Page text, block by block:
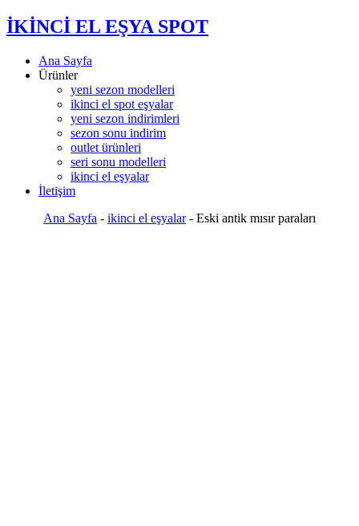
İKİNCİ EL EŞYA SPOT
Ana Sayfa
Ürünler
yeni sezon modelleri
ikinci el spot eşyalar
yeni sezon indirimleri
sezon sonu indirim
outlet ürünleri
seri sonu modelleri
ikinci el eşyalar
İletişim
Ana Sayfa - ikinci el eşyalar- Eski antik mısır paraları